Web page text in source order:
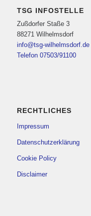
TSG INFOSTELLE
Zußdorfer Staße 3
88271 Wilhelmsdorf
info@tsg-wilhelmsdorf.de
Telefon 07503/91100
RECHTLICHES
Impressum
Datenschutzerklärung
Cookie Policy
Disclaimer